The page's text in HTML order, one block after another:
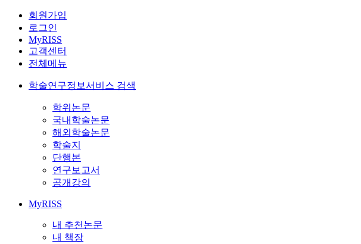
회원가입
로그인
MyRISS
고객센터
전체메뉴
학술연구정보서비스 검색
학위논문
국내학술논문
해외학술논문
학술지
단행본
연구보고서
공개강의
MyRISS
내 추천논문
내 책장